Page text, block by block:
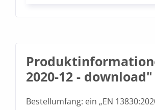
2020-12 - download"
Bestellumfang: ein „EN